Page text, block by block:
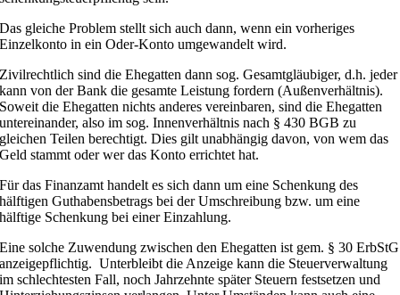
Das gleiche Problem stellt sich auch dann, wenn ein vorheriges
Einzelkonto in ein Oder-Konto umgewandelt wird.
Zivilrechtlich sind die Ehegatten dann sog. Gesamtgläubiger, d.h. jeder
kann von der Bank die gesamte Leistung fordern (Außenverhältnis).
Soweit die Ehegatten nichts anderes vereinbaren, sind die Ehegatten
untereinander, also im sog. Innenverhältnis nach § 430 BGB zu
gleichen Teilen berechtigt. Dies gilt unabhängig davon, von wem das
Geld stammt oder wer das Konto errichtet hat.
Für das Finanzamt handelt es sich dann um eine Schenkung des
hälftigen Guthabensbetrags bei der Umschreibung bzw. um eine
hälftige Schenkung bei einer Einzahlung.
Eine solche Zuwendung zwischen den Ehegatten ist gem. § 30 ErbStG
anzeigepflichtig. Unterbleibt die Anzeige kann die Steuerverwaltung
im schlechtesten Fall, noch Jahrzehnte später Steuern festsetzen und